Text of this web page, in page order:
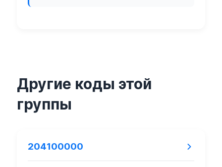
Другие коды этой
группы
204100000